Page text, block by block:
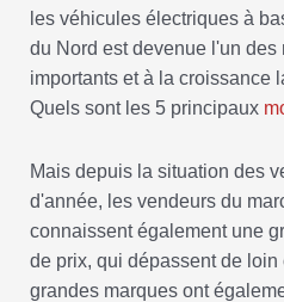
les véhicules électriques à
du Nord est devenue l'un
importants et à la croissance
Quels sont les 5 principaux
Mais depuis la situation des
d'année, les vendeurs du
connaissent également une
de prix, qui dépassent de
grandes marques ont